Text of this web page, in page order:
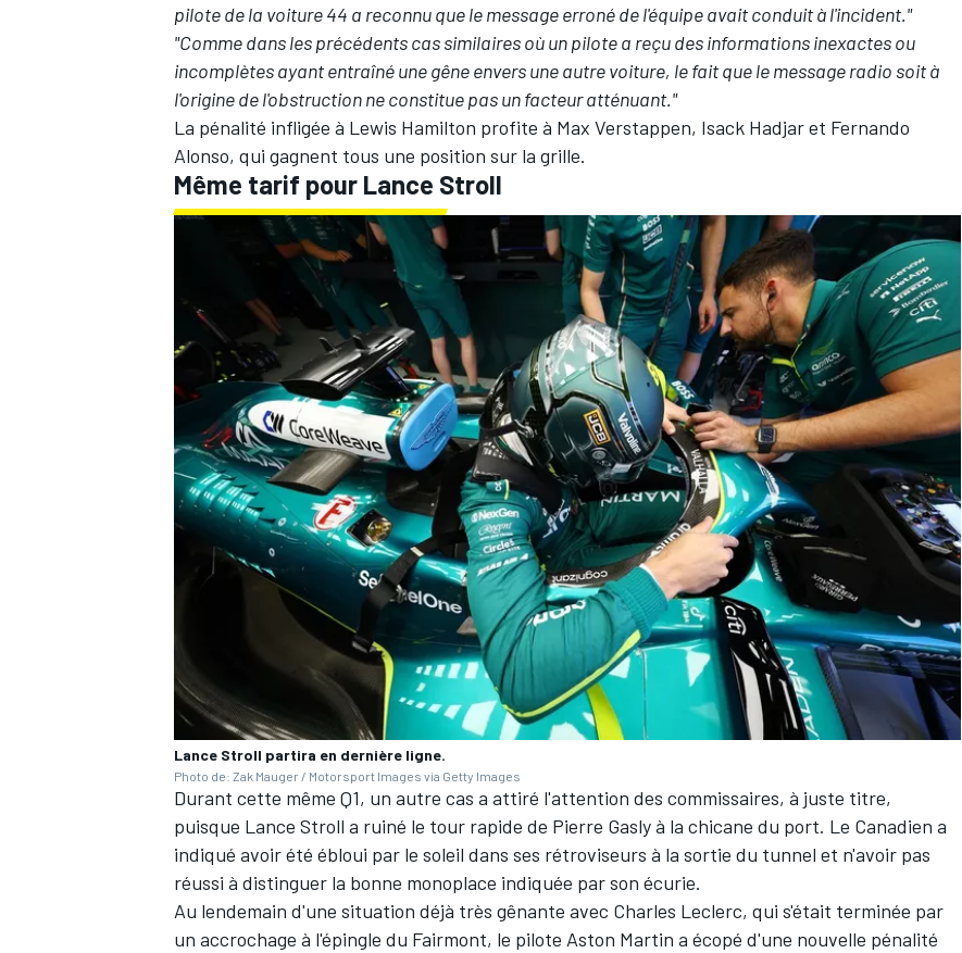
AUTRES CHAMPIONNATS
pilote de la voiture 44 a reconnu que le message erroné de l'équipe avait conduit à l'incident."
"Comme dans les précédents cas similaires où un pilote a reçu des informations inexactes ou
incomplètes ayant entraîné une gêne envers une autre voiture, le fait que le message radio soit à
l'origine de l'obstruction ne constitue pas un facteur atténuant."
La pénalité infligée à Lewis Hamilton profite à Max Verstappen, Isack Hadjaret Fernando
Alonso, qui gagnent tous une position sur la grille.
Même tarif pour Lance Stroll
Lance Stroll partira en dernière ligne.
Photo de: Zak Mauger / Motorsport Images via Getty Images
Durant cette même Q1, un autre cas a attiré l'attention des commissaires, à juste titre,
puisque Lance Stroll a ruiné le tour rapide de Pierre Gaslyà la chicane du port. Le Canadien a
indiqué avoir été ébloui par le soleil dans ses rétroviseurs à la sortie du tunnel et n'avoir pas
réussi à distinguer la bonne monoplace indiquée par son écurie.
Au lendemain d'une situation déjà très gênante avec Charles Leclerc, qui s'était terminée par
un accrochage à l'épingle du Fairmont, le pilote Aston Martin a écopé d'une nouvelle pénalité